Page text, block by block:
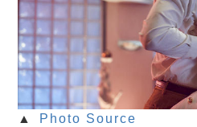
▲ Photo Source